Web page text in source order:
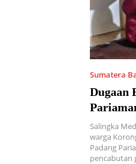
Sumatera
Dugaan
Salingka
warga
Padang
pencabutan